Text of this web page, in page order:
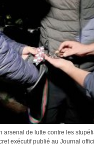
arsenal de lutte contre les
exécutif publié au Journal